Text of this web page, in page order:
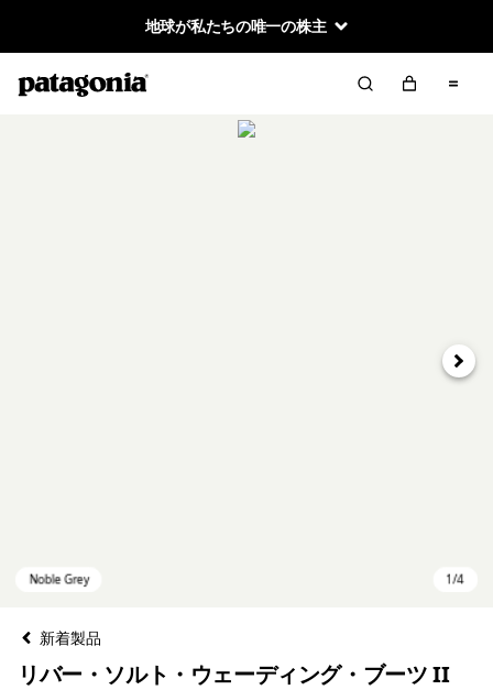
地球が私たちの唯一の株主
次へ
新着製品
リバー・ソルト・ウェーディング・ブーツ II